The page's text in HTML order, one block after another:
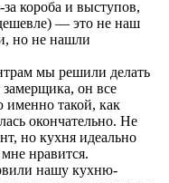
короба и выступов,
— это не наш
но не нашли
мы решили делать
он все
именно такой, как
окончательно. Не
но кухня идеально
нравится.
нашу кухню-